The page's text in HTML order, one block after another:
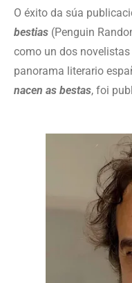
O éxito da súa
bestias (Penguin
como un dos
panorama literario
nacen as bestas, foi